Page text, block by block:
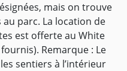
mais on trouve
parc. La location de
est offerte au White
Remarque : Le
sentiers à l’intérieur